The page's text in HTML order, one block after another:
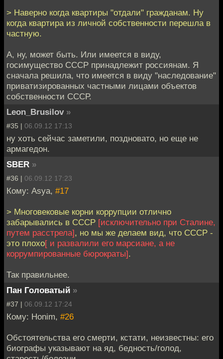
> Наверно когда квартиры "отдали" гражданам. Ну
когда квартира из личной собственности перешла в
частную.
А, ну, может быть. Или имеется в виду,
госимущество СССР принадлежит россиянам. Я
сначала решила, что имеется в виду "наследование"
приватизированных частными лицами объектов
собственности СССР.
Leon_Brusilov »
#35 | 06.09.12 17:13
ну хоть сейчас заметили, поздновато, но еще не
армагедон.
SBER »
#36 | 06.09.12 17:23
Кому: Asya, #17
> Многовековые корни коррупции отлично
забарывались в СССР [исключительно при Сталине,
путем расстрела], но мы же делаем вид, что СССР -
это плохо[ и развалили его марсиане, а не
коррумпированные бюрократы].
Так правильнее.
Пан Головатый »
#37 | 06.09.12 17:24
Кому: Honim, #26
Обстоятельства его смерти, кстати, неизвестны: его
биографы указывают на яд, бедность/голод,